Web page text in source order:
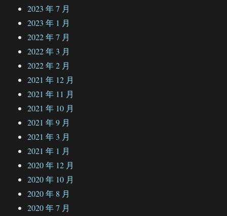
2023 年 7 月
2023 年 1 月
2022 年 7 月
2022 年 3 月
2022 年 2 月
2021 年 12 月
2021 年 11 月
2021 年 10 月
2021 年 9 月
2021 年 3 月
2021 年 1 月
2020 年 12 月
2020 年 10 月
2020 年 8 月
2020 年 7 月